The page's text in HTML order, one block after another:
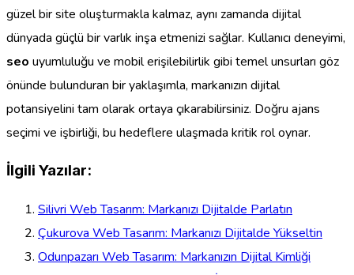
güzel bir site oluşturmakla kalmaz, aynı zamanda dijital
dünyada güçlü bir varlık inşa etmenizi sağlar. Kullanıcı deneyimi,
seo uyumluluğu ve mobil erişilebilirlik gibi temel unsurları göz
önünde bulunduran bir yaklaşımla, markanızın dijital
potansiyelini tam olarak ortaya çıkarabilirsiniz. Doğru ajans
seçimi ve işbirliği, bu hedeflere ulaşmada kritik rol oynar.
İlgili Yazılar:
Silivri Web Tasarım: Markanızı Dijitalde Parlatın
Çukurova Web Tasarım: Markanızı Dijitalde Yükseltin
Odunpazarı Web Tasarım: Markanızın Dijital Kimliği